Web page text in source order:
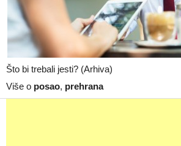
Što bi trebali jesti? (Arhiva)
Više o posao, prehrana